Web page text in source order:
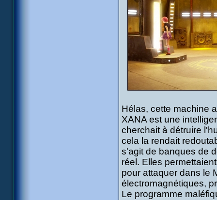
Hélas, cette machine
XANA est une
cherchait à détruire
cela la rendait
s'agit de banques de
réel. Elles
pour attaquer dans le
électromagnétiques,
Le programme